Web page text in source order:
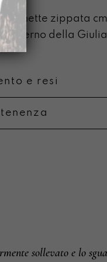
zippata
della
e resi
sollevato e lo